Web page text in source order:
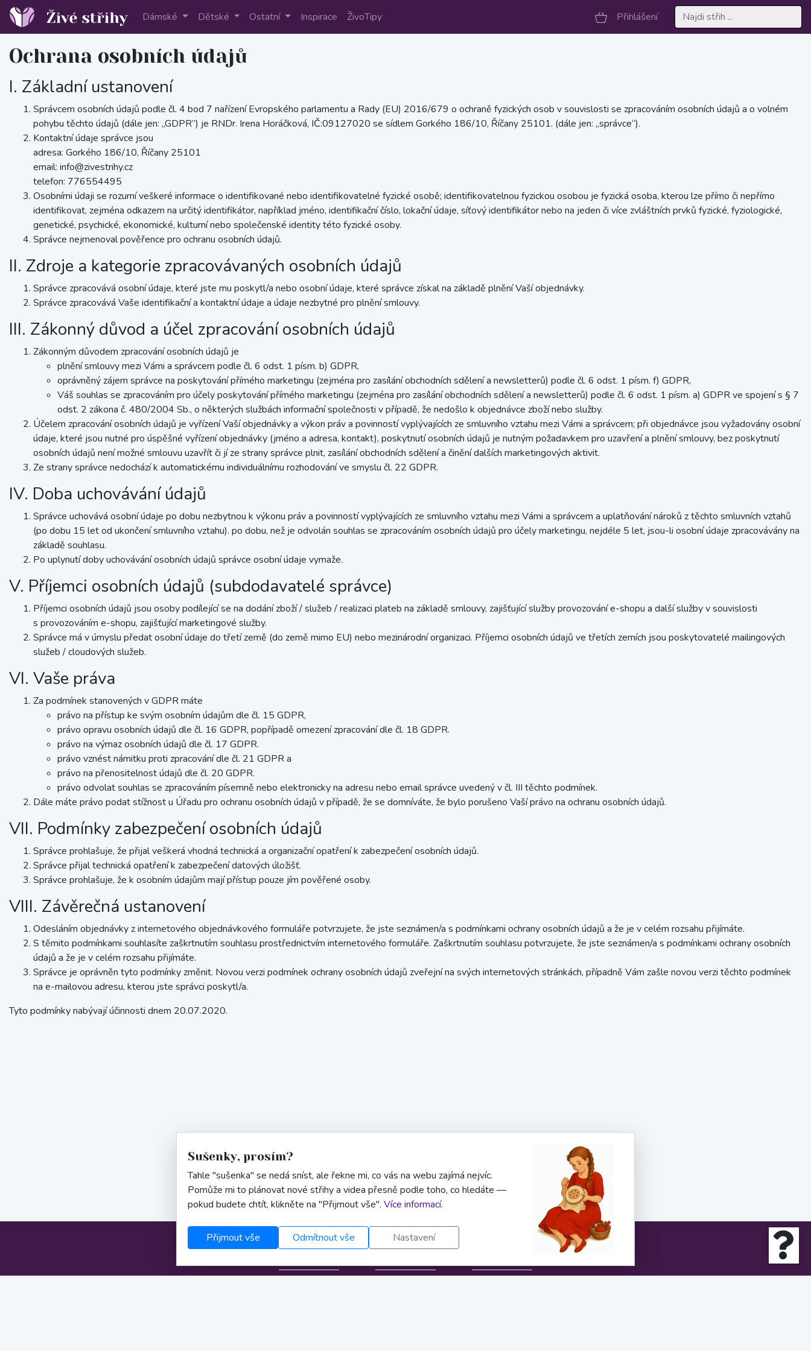
Dámské Dětské Ostatní Inspirace ŽivoTipy Přihlášení
Ochrana osobních údajů
I. Základní ustanovení
Správcem osobních údajů podle čl. 4 bod 7 nařízení Evropského parlamentu a Rady (EU) 2016/679 o ochraně fyzických osob v souvislosti se zpracováním osobních údajů a o volném
pohybu těchto údajů (dále jen: „GDPR”) je RNDr. Irena Horáčková, IČ:09127020 se sídlem Gorkého 186/10, Říčany 25101. (dále jen: „správce“).
Kontaktní údaje správce jsou
adresa: Gorkého 186/10, Říčany 25101
email: info@zivestrihy.cz
telefon: 776554495
Osobními údaji se rozumí veškeré informace o identifikované nebo identifikovatelné fyzické osobě; identifikovatelnou fyzickou osobou je fyzická osoba, kterou lze přímo či nepřímo
identifikovat, zejména odkazem na určitý identifikátor, například jméno, identifikační číslo, lokační údaje, síťový identifikátor nebo na jeden či více zvláštních prvků fyzické, fyziologické,
genetické, psychické, ekonomické, kulturní nebo společenské identity této fyzické osoby.
Správce nejmenoval pověřence pro ochranu osobních údajů.
II. Zdroje a kategorie zpracovávaných osobních údajů
Správce zpracovává osobní údaje, které jste mu poskytl/a nebo osobní údaje, které správce získal na základě plnění Vaší objednávky.
Správce zpracovává Vaše identifikační a kontaktní údaje a údaje nezbytné pro plnění smlouvy.
III. Zákonný důvod a účel zpracování osobních údajů
Zákonným důvodem zpracování osobních údajů je
plnění smlouvy mezi Vámi a správcem podle čl. 6 odst. 1 písm. b) GDPR,
oprávněný zájem správce na poskytování přímého marketingu (zejména pro zasílání obchodních sdělení a newsletterů) podle čl. 6 odst. 1 písm. f) GDPR,
Váš souhlas se zpracováním pro účely poskytování přímého marketingu (zejména pro zasílání obchodních sdělení a newsletterů) podle čl. 6 odst. 1 písm. a) GDPR ve spojení s § 7
odst. 2 zákona č. 480/2004 Sb., o některých službách informační společnosti v případě, že nedošlo k objednávce zboží nebo služby.
Účelem zpracování osobních údajů je vyřízení Vaší objednávky a výkon práv a povinností vyplývajících ze smluvního vztahu mezi Vámi a správcem; při objednávce jsou vyžadovány osobní
údaje, které jsou nutné pro úspěšné vyřízení objednávky (jméno a adresa, kontakt), poskytnutí osobních údajů je nutným požadavkem pro uzavření a plnění smlouvy, bez poskytnutí
osobních údajů není možné smlouvu uzavřít či jí ze strany správce plnit, zasílání obchodních sdělení a činění dalších marketingových aktivit.
Ze strany správce nedochází k automatickému individuálnímu rozhodování ve smyslu čl. 22 GDPR.
IV. Doba uchovávání údajů
Správce uchovává osobní údaje po dobu nezbytnou k výkonu práv a povinností vyplývajících ze smluvního vztahu mezi Vámi a správcem a uplatňování nároků z těchto smluvních vztahů
(po dobu 15 let od ukončení smluvního vztahu). po dobu, než je odvolán souhlas se zpracováním osobních údajů pro účely marketingu, nejdéle 5 let, jsou-li osobní údaje zpracovávány na
základě souhlasu.
Po uplynutí doby uchovávání osobních údajů správce osobní údaje vymaže.
V. Příjemci osobních údajů (subdodavatelé správce)
Příjemci osobních údajů jsou osoby podílející se na dodání zboží / služeb / realizaci plateb na základě smlouvy, zajišťující služby provozování e-shopu a další služby v souvislosti
s provozováním e-shopu, zajišťující marketingové služby.
Správce má v úmyslu předat osobní údaje do třetí země (do země mimo EU) nebo mezinárodní organizaci. Příjemci osobních údajů ve třetích zemích jsou poskytovatelé mailingových
služeb / cloudových služeb.
VI. Vaše práva
Za podmínek stanovených v GDPR máte
právo na přístup ke svým osobním údajům dle čl. 15 GDPR,
právo opravu osobních údajů dle čl. 16 GDPR, popřípadě omezení zpracování dle čl. 18 GDPR.
právo na výmaz osobních údajů dle čl. 17 GDPR.
právo vznést námitku proti zpracování dle čl. 21 GDPR a
právo na přenositelnost údajů dle čl. 20 GDPR.
právo odvolat souhlas se zpracováním písemně nebo elektronicky na adresu nebo email správce uvedený v čl. III těchto podmínek.
Dále máte právo podat stížnost u Úřadu pro ochranu osobních údajů v případě, že se domníváte, že bylo porušeno Vaší právo na ochranu osobních údajů.
VII. Podmínky zabezpečení osobních údajů
Správce prohlašuje, že přijal veškerá vhodná technická a organizační opatření k zabezpečení osobních údajů.
Správce přijal technická opatření k zabezpečení datových úložišť.
Správce prohlašuje, že k osobním údajům mají přístup pouze jím pověřené osoby.
VIII. Závěrečná ustanovení
Odesláním objednávky z internetového objednávkového formuláře potvrzujete, že jste seznámen/a s podmínkami ochrany osobních údajů a že je v celém rozsahu přijímáte.
S těmito podmínkami souhlasíte zaškrtnutím souhlasu prostřednictvím internetového formuláře. Zaškrtnutím souhlasu potvrzujete, že jste seznámen/a s podmínkami ochrany osobních
údajů a že je v celém rozsahu přijímáte.
Správce je oprávněn tyto podmínky změnit. Novou verzi podmínek ochrany osobních údajů zveřejní na svých internetových stránkách, případně Vám zašle novou verzi těchto podmínek
na e-mailovou adresu, kterou jste správci poskytl/a.
Tyto podmínky nabývají účinnosti dnem 20.07.2020.
Informace Kontakt
Sušenky, prosím?
Tahle "sušenka" se nedá sníst, ale řekne mi, co vás na webu zajímá nejvíc.
Pomůže mi to plánovat nové střihy a videa přesně podle toho, co hledáte —
pokud budete chtít, klikněte na "Přijmout vše". Více informací.
Přijmout vše Odmítnout vše Nastavení